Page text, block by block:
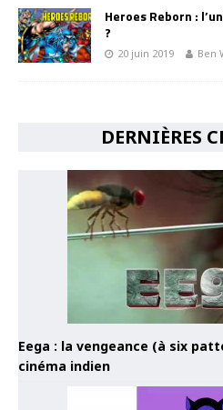
Heroes Reborn :
?
20 juin 2019 Ben
DERNIÈRES
Eega : la vengeance (à six
cinéma indien